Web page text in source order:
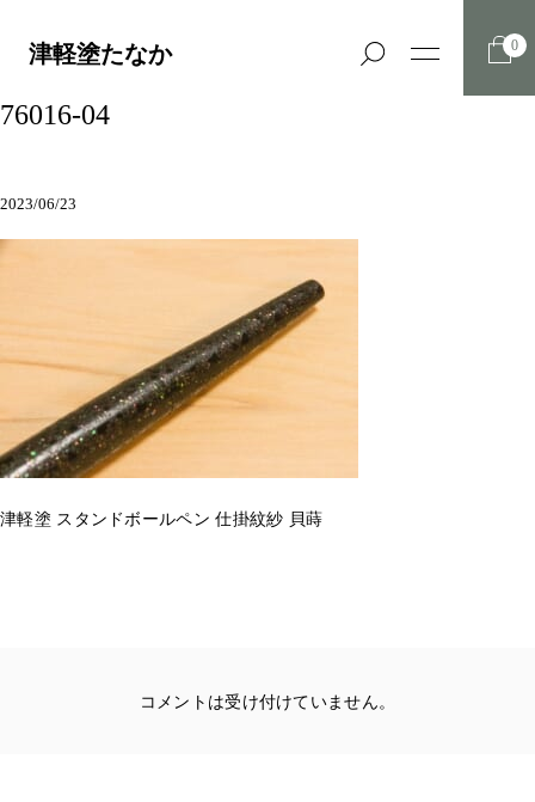
津軽塗たなか 0
76016-04
2023/06/23
津軽塗 スタンドボールペン 仕掛紋紗 貝蒔
コメントは受け付けていません。